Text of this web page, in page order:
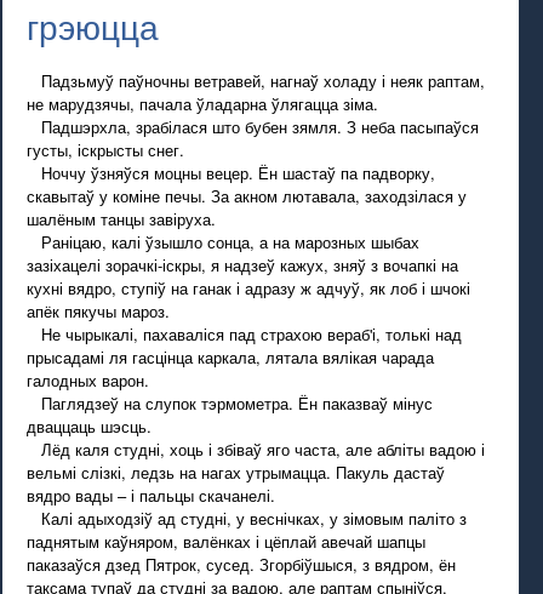
грэюцца
Падзьмуў паўночны ветравей, нагнаў холаду і неяк раптам,
не марудзячы, пачала ўладарна ўлягацца зіма.
Падшэрхла, зрабілася што бубен зямля. З неба пасыпаўся
густы, іскрысты снег.
Ноччу ўзняўся моцны вецер. Ён шастаў па падворку,
скавытаў у коміне печы. За акном лютавала, заходзілася у
шалёным танцы завіруха.
Раніцаю, калі ўзышло сонца, а на марозных шыбах
зазіхацелі зорачкі-іскры, я надзеў кажух, зняў з вочапкі на
кухні вядро, ступіў на ганак і адразу ж адчуў, як лоб і шчокі
апёк пякучы мароз.
Не чырыкалі, пахаваліся пад страхою вераб'і, толькі над
прысадамі ля гасцінца каркала, лятала вялікая чарада
галодных варон.
Паглядзеў на слупок тэрмометра. Ён паказваў мінус
дваццаць шэсць.
Лёд каля студні, хоць і збіваў яго часта, але абліты вадою і
вельмі слізкі, ледзь на нагах утрымацца. Пакуль дастаў
вядро вады – і пальцы скачанелі.
Калі адыходзіў ад студні, у веснічках, у зімовым паліто з
паднятым каўняром, валёнках і цёплай авечай шапцы
паказаўся дзед Пятрок, сусед. Згорбіўшыся, з вядром, ён
таксама тупаў да студні за вадою, але раптам спыніўся,